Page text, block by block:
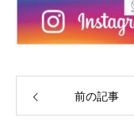
前の記事